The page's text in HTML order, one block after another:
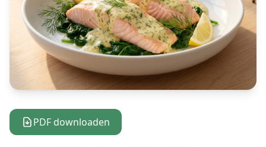
PDF downloaden